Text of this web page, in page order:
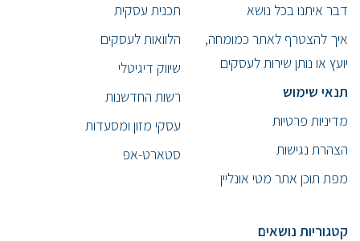
דבר איתנו בכל נושא
איך להצטרף לאתר כמומחה,
יועץ או נותן שירות לעסקים
תנאי שימוש
מדיניות פרטיות
הצהרת נגישות
מפת תוכן אתר מטי אונליין
תכנית עסקית
הלוואות לעסקים
שיווק דיגיטלי
רשות החדשנות
עסקי מזון ומסעדות
סטארט-אפ
קטגוריות נושאים